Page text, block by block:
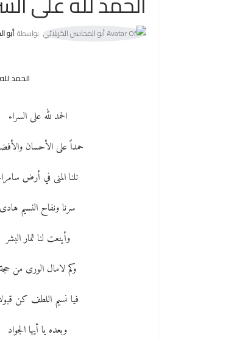
بواسطة أبو
الحمد
الحمد لله على السراء
حمداً على الأحسان
نلنا المنى في أرض
سرنا ونفاح النسيم هادى
وأينعت لنا ثمار البشر
وكم لامال الورى من حجة
فيا نسيم اللطف كن
وبعده يا أيها الجواد